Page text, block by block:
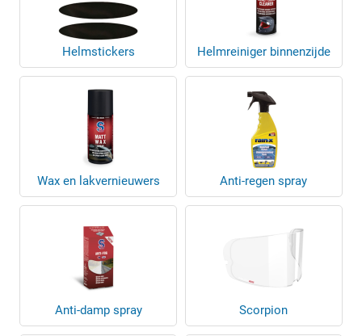
Helmstickers Helmreiniger binnenzijde
Wax en lakvernieuwers Anti-regen spray
Anti-damp spray Scorpion